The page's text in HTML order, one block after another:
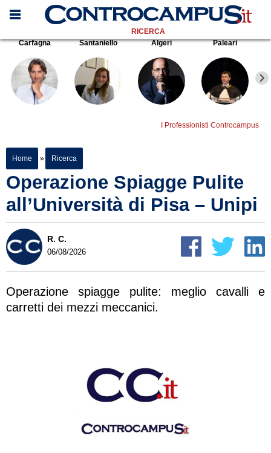
RICERCA
Carfagna
Santaniello Algeri Paleari
I Professionisti Controcampus
Home » Ricerca
Operazione Spiagge Pulite
all’Università di Pisa – Unipi
R. C.
06/08/2026
Operazione spiagge pulite: meglio cavalli e
carretti dei mezzi meccanici.